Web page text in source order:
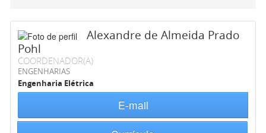
Alexandre de Almeida Prado
Pohl
COORDENADOR(A)
ENGENHARIAS
Engenharia Elétrica
E-mail